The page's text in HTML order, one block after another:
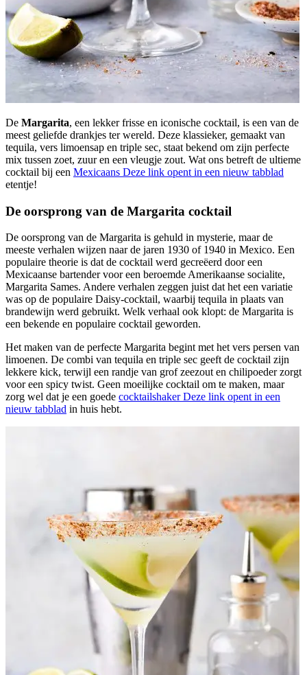
De Margarita, een lekker frisse en iconische cocktail, is een van de
meest geliefde drankjes ter wereld. Deze klassieker, gemaakt van
tequila, vers limoensap en triple sec, staat bekend om zijn perfecte
mix tussen zoet, zuur en een vleugje zout. Wat ons betreft de ultieme
cocktail bij een Mexicaans Deze link opent in een nieuw tabblad
etentje!
De oorsprong van de Margarita cocktail
De oorsprong van de Margarita is gehuld in mysterie, maar de
meeste verhalen wijzen naar de jaren 1930 of 1940 in Mexico. Een
populaire theorie is dat de cocktail werd gecreëerd door een
Mexicaanse bartender voor een beroemde Amerikaanse socialite,
Margarita Sames. Andere verhalen zeggen juist dat het een variatie
was op de populaire Daisy-cocktail, waarbij tequila in plaats van
brandewijn werd gebruikt. Welk verhaal ook klopt: de Margarita is
een bekende en populaire cocktail geworden.
Het maken van de perfecte Margarita begint met het vers persen van
limoenen. De combi van tequila en triple sec geeft de cocktail zijn
lekkere kick, terwijl een randje van grof zeezout en chilipoeder zorgt
voor een spicy twist. Geen moeilijke cocktail om te maken, maar
zorg wel dat je een goede cocktailshakerDeze link opent in een
nieuw tabblad in huis hebt.